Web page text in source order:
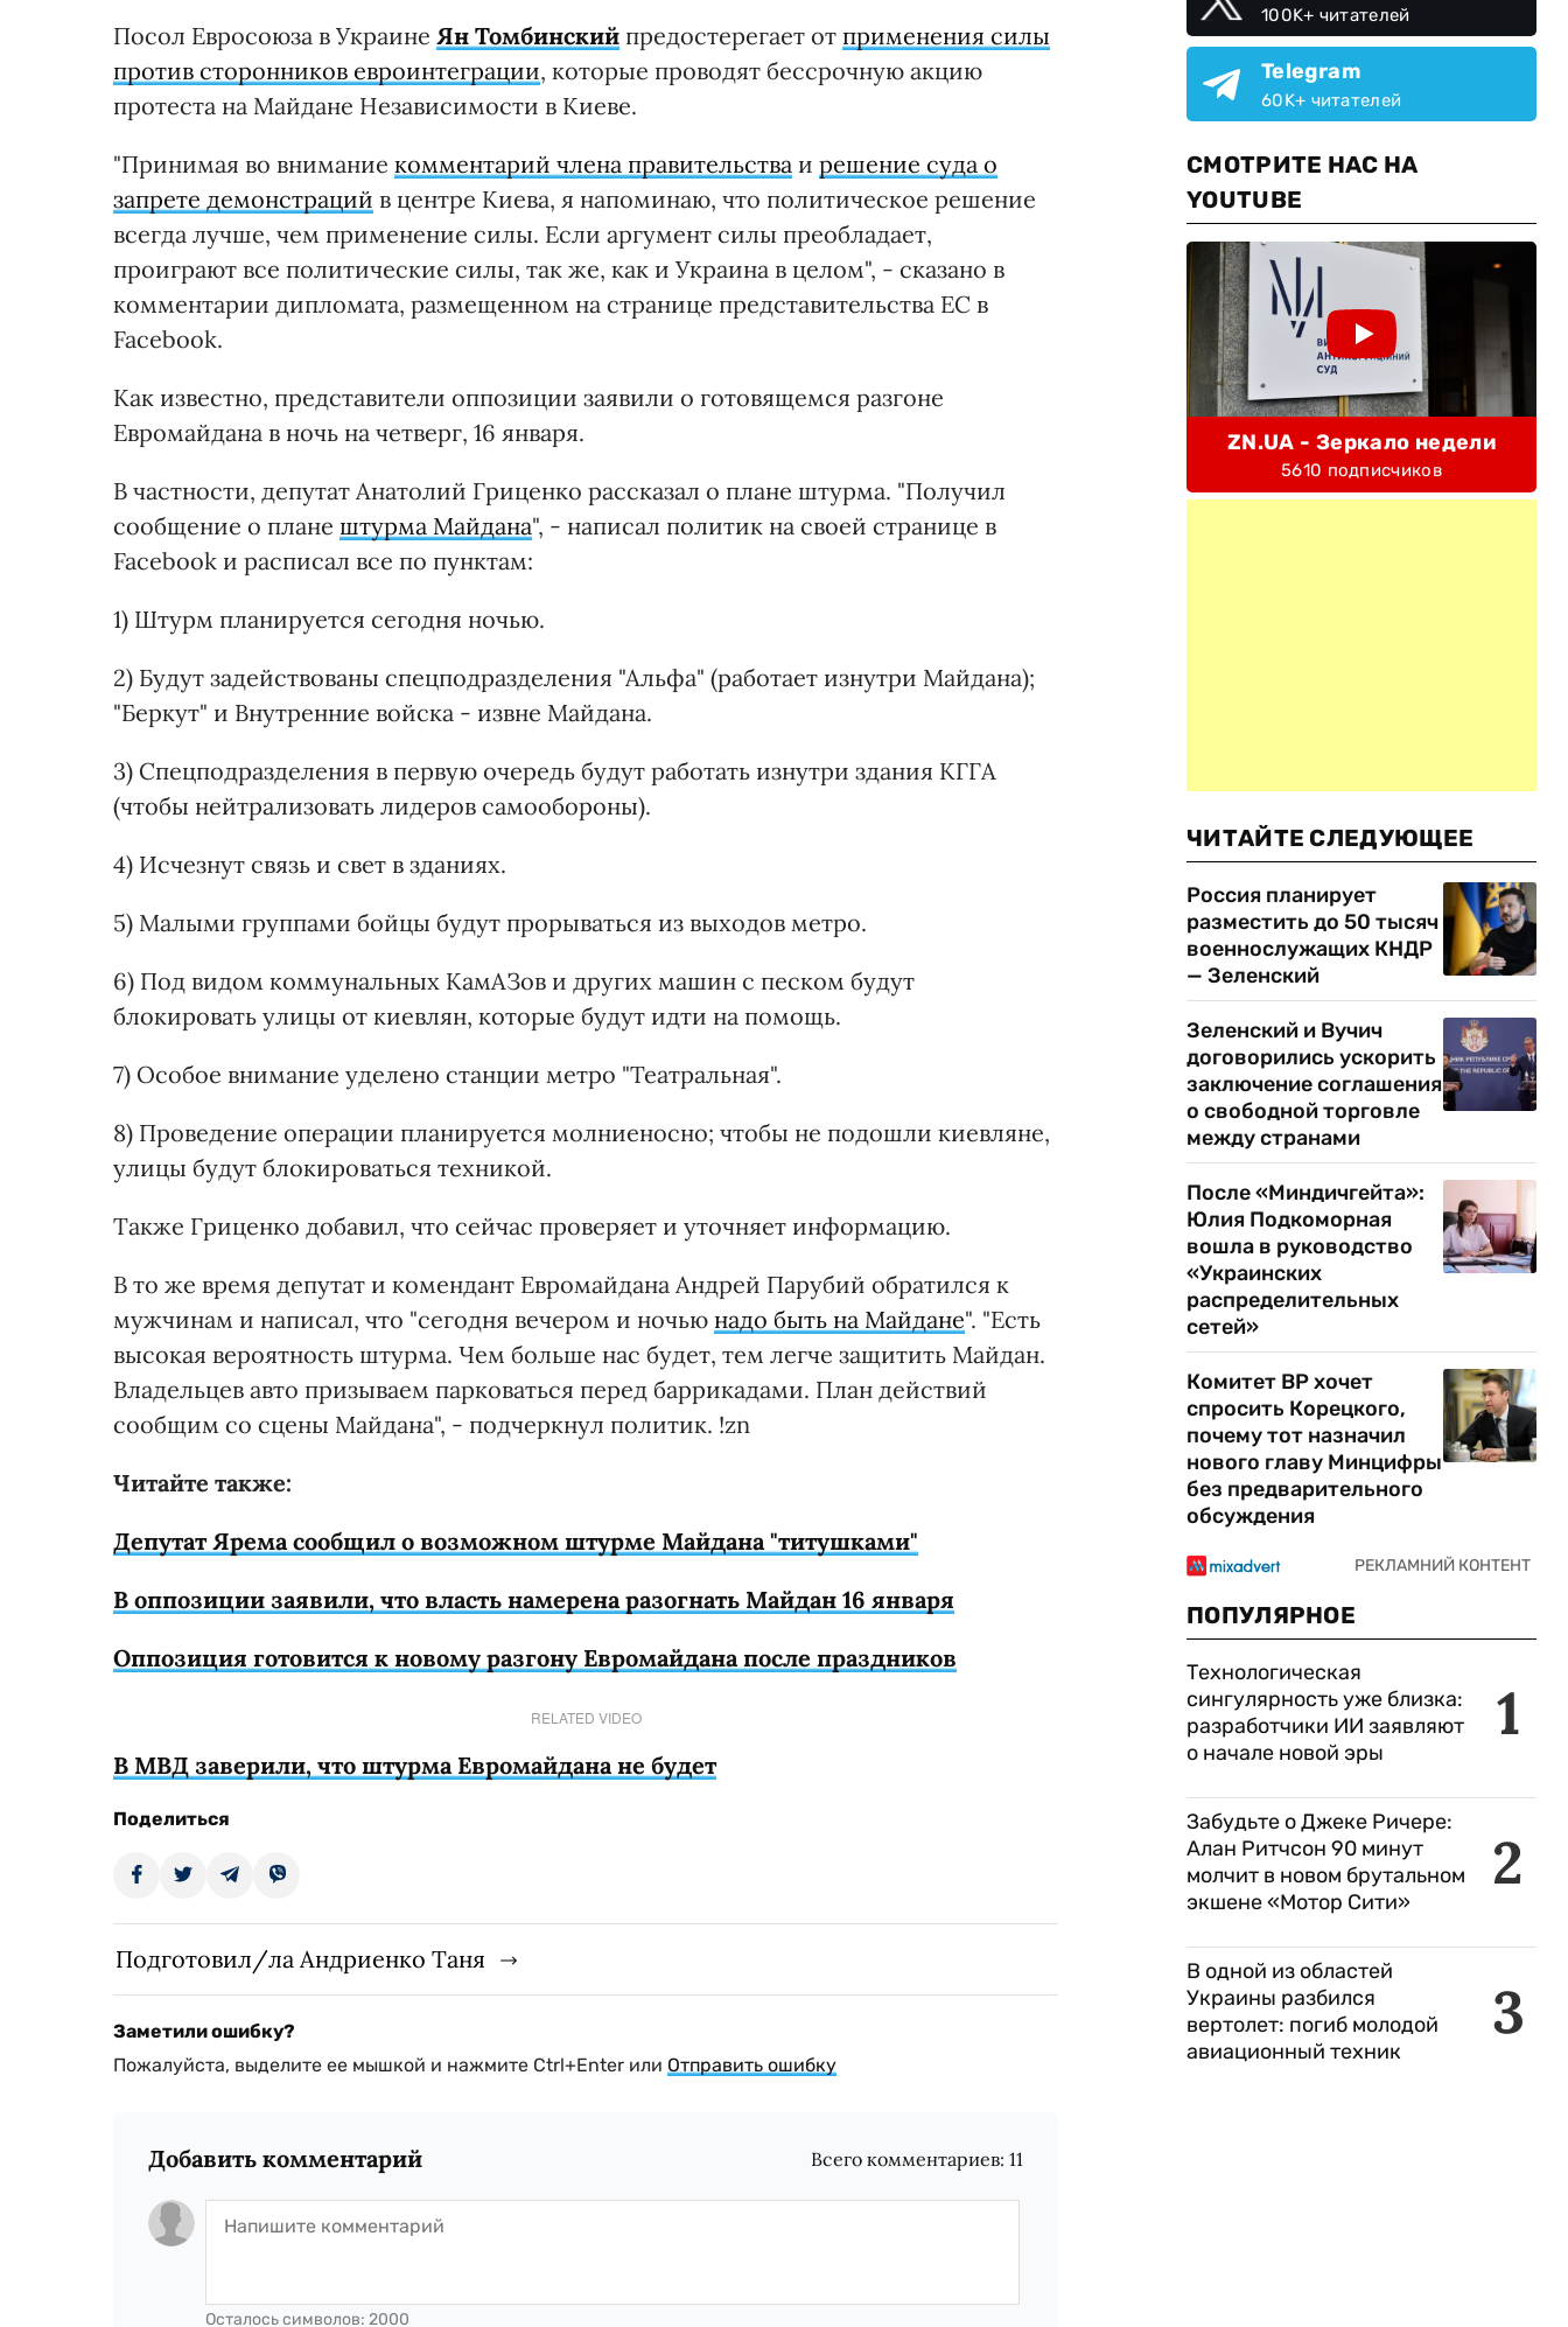
Посол Евросоюза в Украине Ян Томбинский предостерегает от применения силы
против сторонников евроинтеграции, которые проводят бессрочную акцию
протеста на Майдане Независимости в Киеве.
"Принимая во внимание комментарий члена правительства и решение суда о
запрете демонстраций в центре Киева, я напоминаю, что политическое решение
всегда лучше, чем применение силы. Если аргумент силы преобладает,
проиграют все политические силы, так же, как и Украина в целом", - сказано в
комментарии дипломата, размещенном на странице представительства ЕС в
Facebook.
Как известно, представители оппозиции заявили о готовящемся разгоне
Евромайдана в ночь на четверг, 16 января.
В частности, депутат Анатолий Гриценко рассказал о плане штурма. "Получил
сообщение о плане штурма Майдана", - написал политик на своей странице в
Facebook и расписал все по пунктам:
1) Штурм планируется сегодня ночью.
2) Будут задействованы спецподразделения "Альфа" (работает изнутри Майдана);
"Беркут" и Внутренние войска - извне Майдана.
3) Спецподразделения в первую очередь будут работать изнутри здания КГГА
(чтобы нейтрализовать лидеров самообороны).
4) Исчезнут связь и свет в зданиях.
5) Малыми группами бойцы будут прорываться из выходов метро.
6) Под видом коммунальных КамАЗов и других машин с песком будут
блокировать улицы от киевлян, которые будут идти на помощь.
7) Особое внимание уделено станции метро "Театральная".
8) Проведение операции планируется молниеносно; чтобы не подошли киевляне,
улицы будут блокироваться техникой.
Также Гриценко добавил, что сейчас проверяет и уточняет информацию.
В то же время депутат и комендант Евромайдана Андрей Парубий обратился к
мужчинам и написал, что "сегодня вечером и ночью надо быть на Майдане". "Есть
высокая вероятность штурма. Чем больше нас будет, тем легче защитить Майдан.
Владельцев авто призываем парковаться перед баррикадами. План действий
сообщим со сцены Майдана", - подчеркнул политик. !zn
Читайте также:
Депутат Ярема сообщил о возможном штурме Майдана "титушками"
В оппозиции заявили, что власть намерена разогнать Майдан 16 января
Оппозиция готовится к новому разгону Евромайдана после праздников
RELATED VIDEO
В МВД заверили, что штурма Евромайдана не будет
Поделиться
Подготовил/ла Андриенко Таня
Заметили ошибку?
Пожалуйста, выделите ее мышкой и нажмите Ctrl+Enter или Отправить ошибку
Добавить комментарий Всего комментариев:11
Осталось символов: 2000
100K+ читателей
Telegram
60K+ читателей
СМОТРИТЕ НАС НА
YOUTUBE
ZN.UA - Зеркало недели
5610 подписчиков
ЧИТАЙТЕ СЛЕДУЮЩЕЕ
Россия планирует
разместить до 50 тысяч
военнослужащих КНДР
— Зеленский
Зеленский и Вучич
договорились ускорить
заключение соглашения
о свободной торговле
между странами
После «Миндичгейта»:
Юлия Подкоморная
вошла в руководство
«Украинских
распределительных
сетей»
Комитет ВР хочет
спросить Корецкого,
почему тот назначил
нового главу Минцифры
без предварительного
обсуждения
ПОПУЛЯРНОЕ
1
Технологическая
сингулярность уже близка:
разработчики ИИ заявляют
о начале новой эры
2
Забудьте о Джеке Ричере:
Алан Ритчсон 90 минут
молчит в новом брутальном
экшене «Мотор Сити»
3
В одной из областей
Украины разбился
вертолет: погиб молодой
авиационный техник